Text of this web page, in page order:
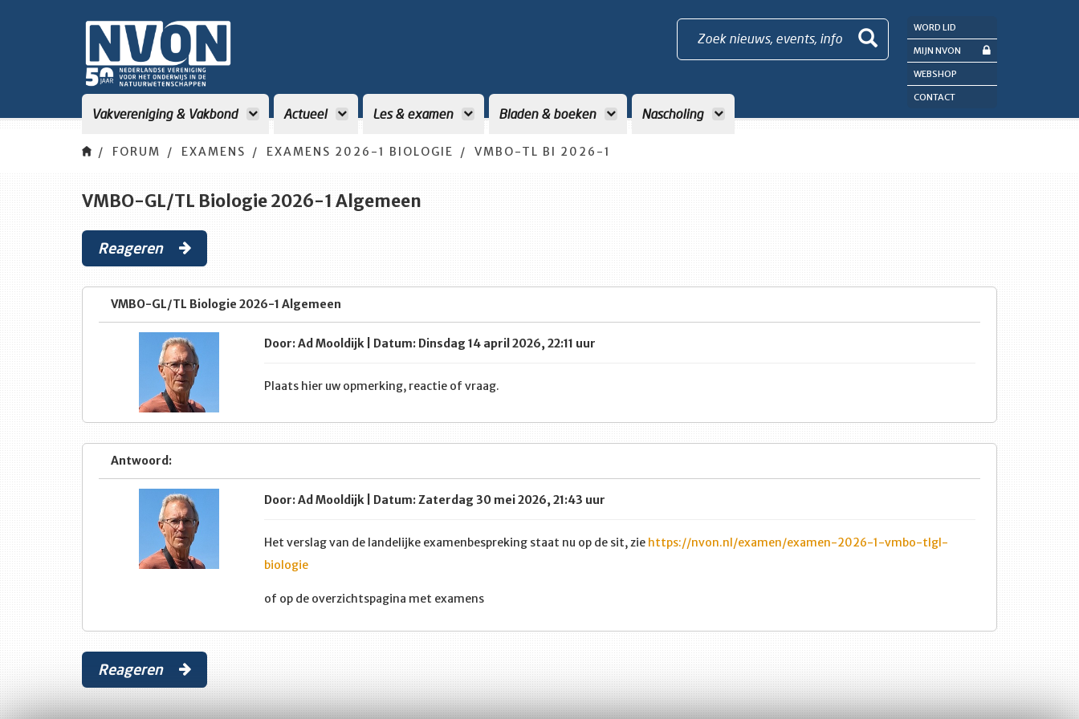
Zoek nieuws, events, info
Vakvereniging & Vakbond Actueel Les & examen Bladen & boeken Nascholing
WORD LID
MIJN NVON
WEBSHOP
CONTACT
FORUM EXAMENS EXAMENS 2026-1 BIOLOGIE VMBO-TL BI 2026-1
VMBO-GL/TL Biologie 2026-1 Algemeen
Reageren
VMBO-GL/TL Biologie 2026-1 Algemeen
Door: Ad Mooldijk | Datum: Dinsdag 14 april 2026, 22:11 uur
Plaats hier uw opmerking, reactie of vraag.
Antwoord:
Door: Ad Mooldijk | Datum: Zaterdag 30 mei 2026, 21:43 uur
Het verslag van de landelijke examenbespreking staat nu op de sit, zie https://nvon.nl/examen/examen-2026-1-vmbo-tlgl-
biologie
of op de overzichtspagina met examens
Reageren